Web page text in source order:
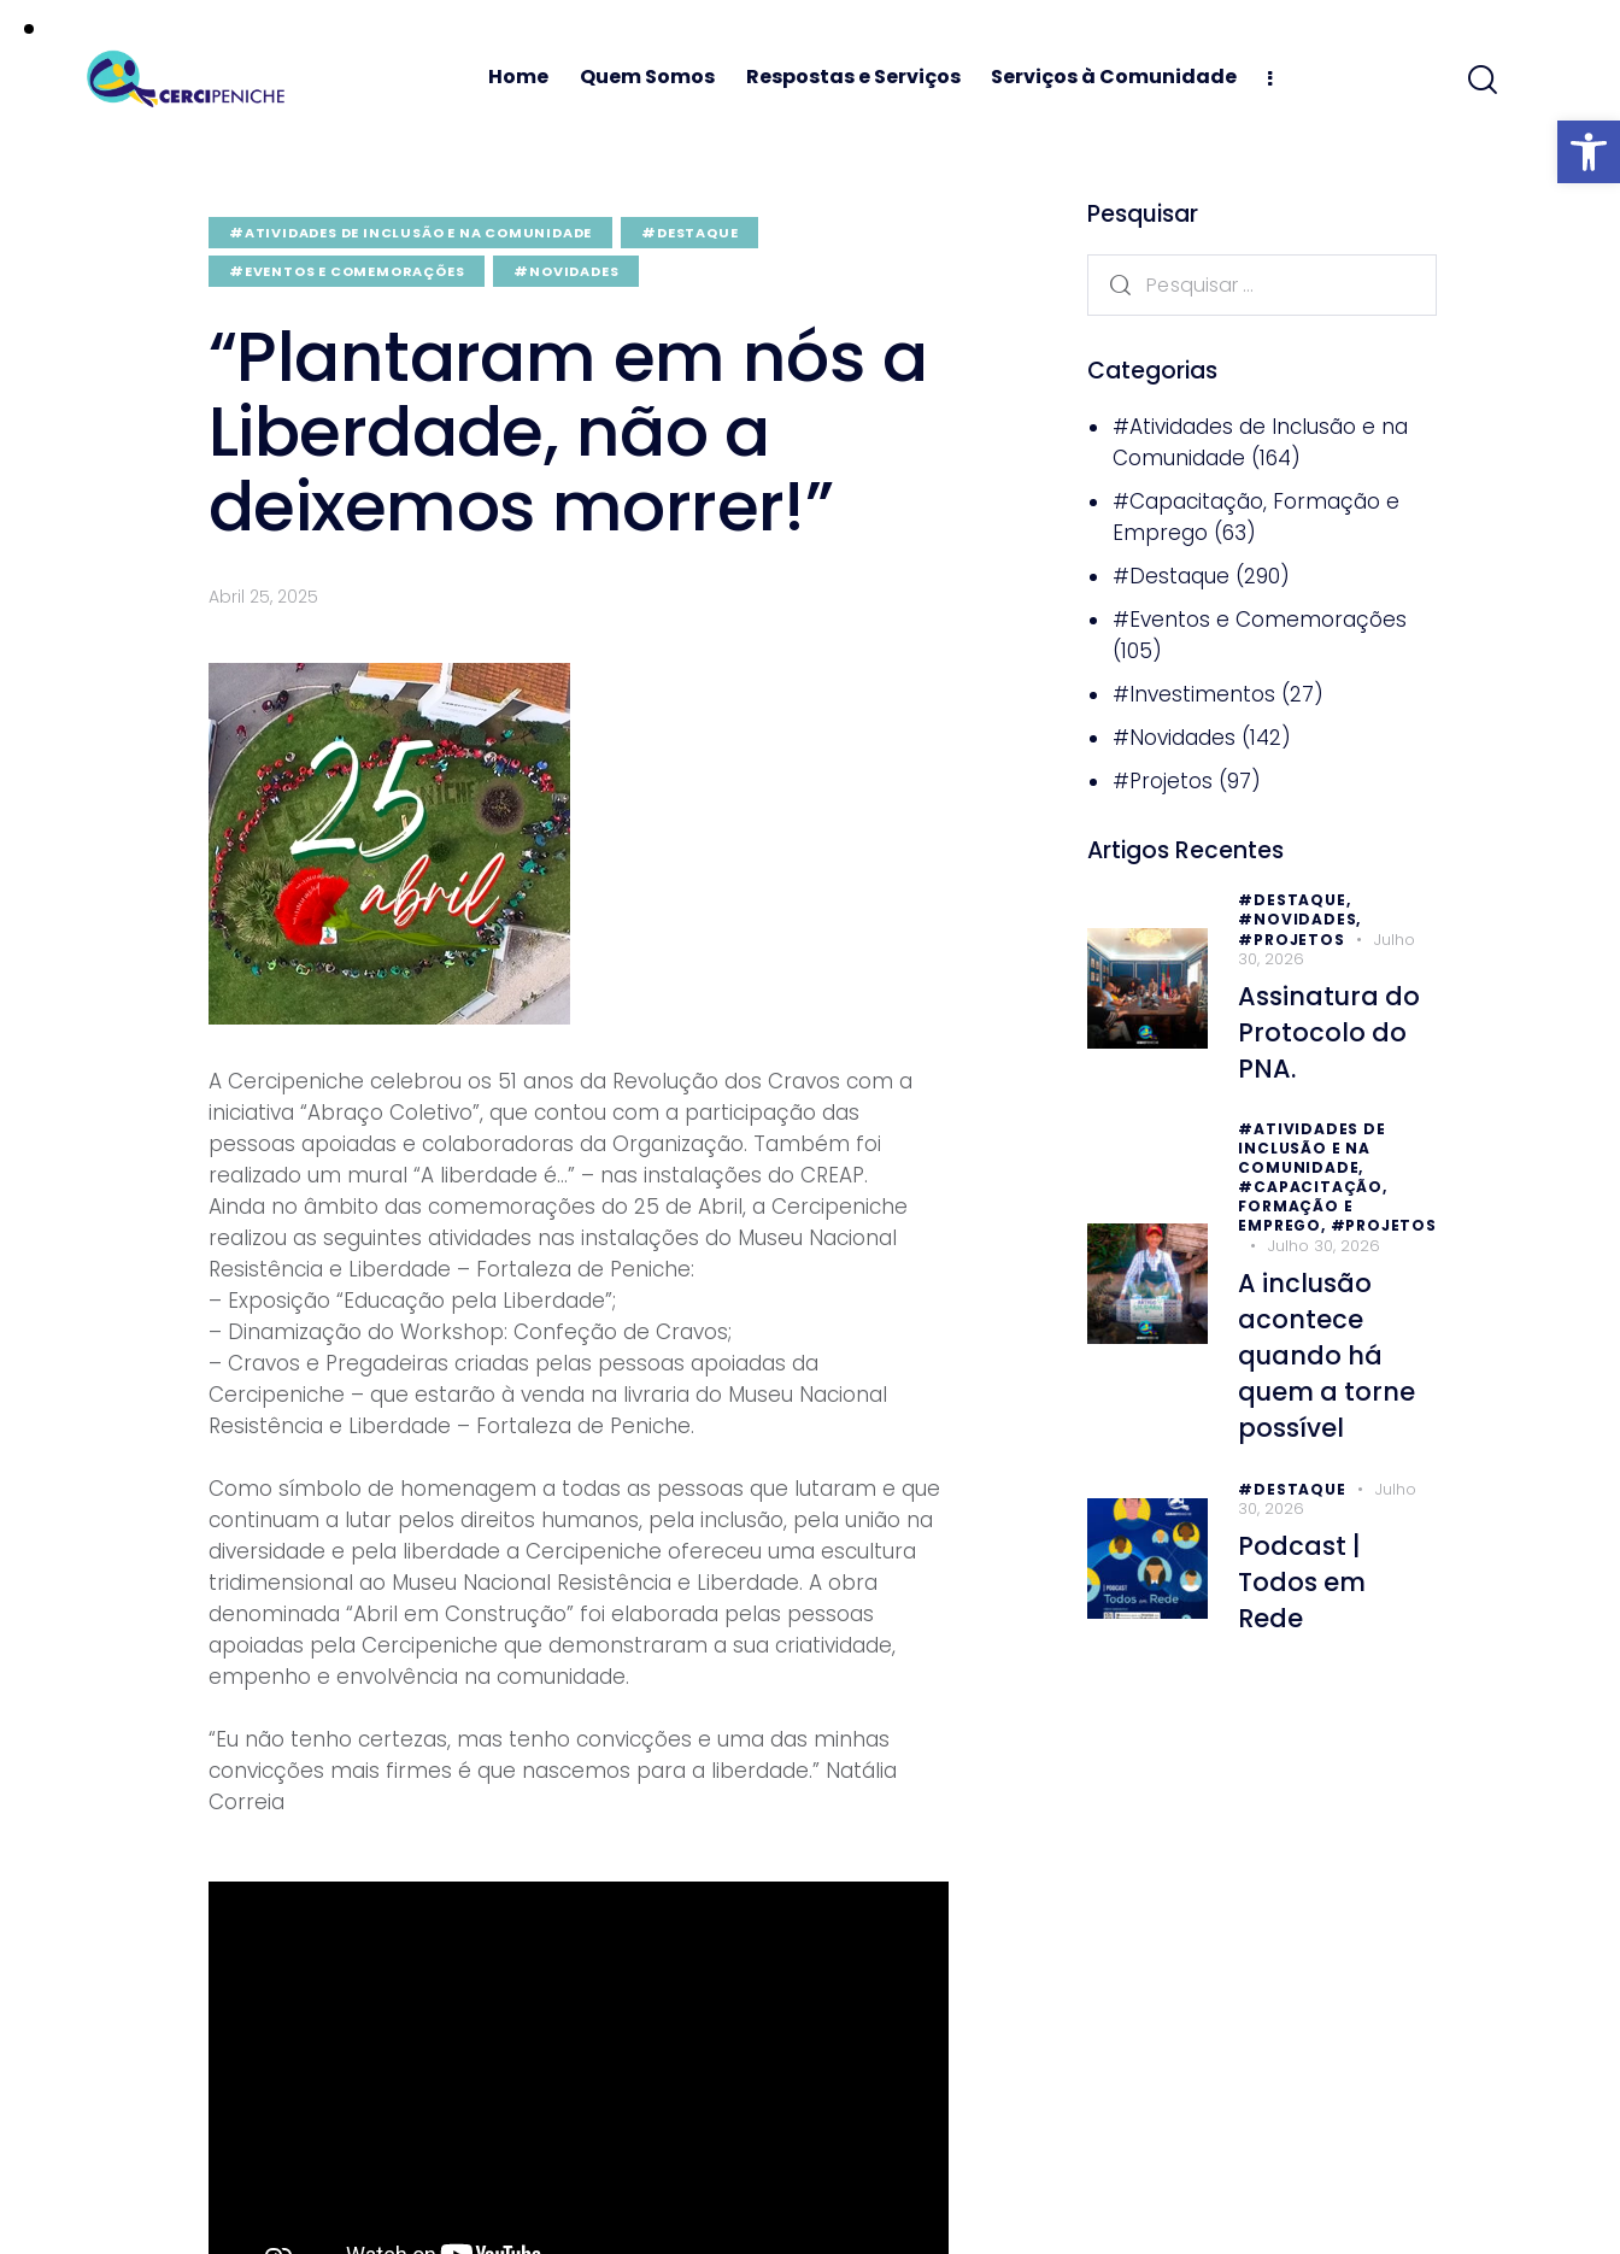
Abrir barra
Home Quem Somos Respostas e Serviços Serviços à Comunidade
#ATIVIDADES DE INCLUSÃO E NA COMUNIDADE
#DESTAQUE
#EVENTOS E COMEMORAÇÕES
#NOVIDADES
“Plantaram em nós a
Liberdade, não a
deixemos morrer!”
Abril 25, 2025
A Cercipeniche celebrou os 51 anos da Revolução dos Cravos com a
iniciativa “Abraço Coletivo”, que contou com a participação das
pessoas apoiadas e colaboradoras da Organização. Também foi
realizado um mural “A liberdade é…” – nas instalações do CREAP.
Ainda no âmbito das comemorações do 25 de Abril, a Cercipeniche
realizou as seguintes atividades nas instalações do Museu Nacional
Resistência e Liberdade – Fortaleza de Peniche:
– Exposição “Educação pela Liberdade”;
– Dinamização do Workshop: Confeção de Cravos;
– Cravos e Pregadeiras criadas pelas pessoas apoiadas da
Cercipeniche – que estarão à venda na livraria do Museu Nacional
Resistência e Liberdade – Fortaleza de Peniche.
Como símbolo de homenagem a todas as pessoas que lutaram e que
continuam a lutar pelos direitos humanos, pela inclusão, pela união na
diversidade e pela liberdade a Cercipeniche ofereceu uma escultura
tridimensional ao Museu Nacional Resistência e Liberdade. A obra
denominada “Abril em Construção” foi elaborada pelas pessoas
apoiadas pela Cercipeniche que demonstraram a sua criatividade,
empenho e envolvência na comunidade.
“Eu não tenho certezas, mas tenho convicções e uma das minhas
convicções mais firmes é que nascemos para a liberdade.” Natália
Correia
Pesquisar
Categorias
#Atividades de Inclusão e na
Comunidade (164)
#Capacitação, Formação e
Emprego (63)
#Destaque (290)
#Eventos e Comemorações
(105)
#Investimentos (27)
#Novidades (142)
#Projetos (97)
Artigos Recentes
#DESTAQUE,
#NOVIDADES,
#PROJETOS
Julho
30, 2026
Assinatura do
Protocolo do
PNA.
#ATIVIDADES DE
INCLUSÃO E NA
COMUNIDADE,
#CAPACITAÇÃO,
FORMAÇÃO E
EMPREGO, #PROJETOS
Julho 30, 2026
A inclusão
acontece
quando há
quem a torne
possível
#DESTAQUE
Julho
30, 2026
Podcast |
Todos em
Rede